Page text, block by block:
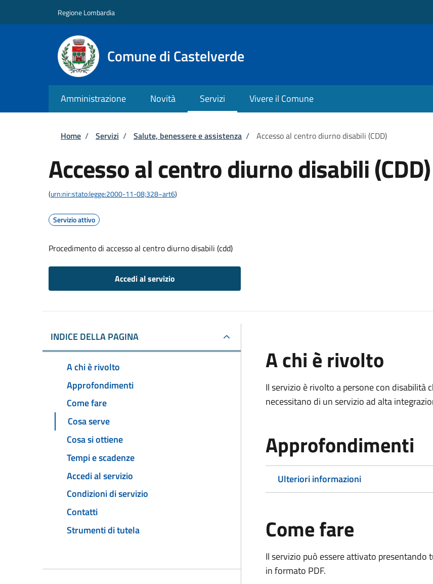
Regione Lombardia
Comune di Castelverde
Amministrazione Novità Servizi Vivere il Comune
Briciole di pane
Home / Servizi / Salute, benessere e assistenza / Accesso al centro diurno disabili (CDD)
Accesso al centro diurno disabili (CDD)
(urn:nir:stato:legge:2000-11-08;328~art6)
Servizio attivo
Procedimento di accesso al centro diurno disabili (cdd)
Accedi al servizio
INDICE DELLA PAGINA
A chi è rivolto
Approfondimenti
Come fare
Cosa serve
Cosa si ottiene
Tempi e scadenze
Accedi al servizio
Condizioni di servizio
Contatti
Strumenti di tutela
A chi è rivolto
Il servizio è rivolto a persone con disabilità
necessitano di un servizio ad alta
Approfondimenti
Ulteriori informazioni
Come fare
Il servizio può essere attivato
in formato PDF.